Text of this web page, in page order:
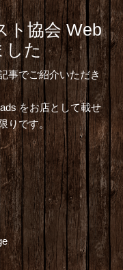
ト協会 Web
した
事でご紹介いただき
をお店として載せ
りです。